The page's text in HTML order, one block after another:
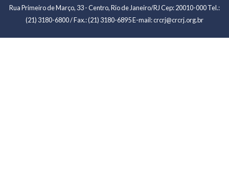
Rua Primeiro de Março, 33 - Centro, Rio de Janeiro/RJ Cep: 20010-000 Tel.:
(21) 3180-6800 / Fax.: (21) 3180-6895 E-mail: crcrj@crcrj.org.br